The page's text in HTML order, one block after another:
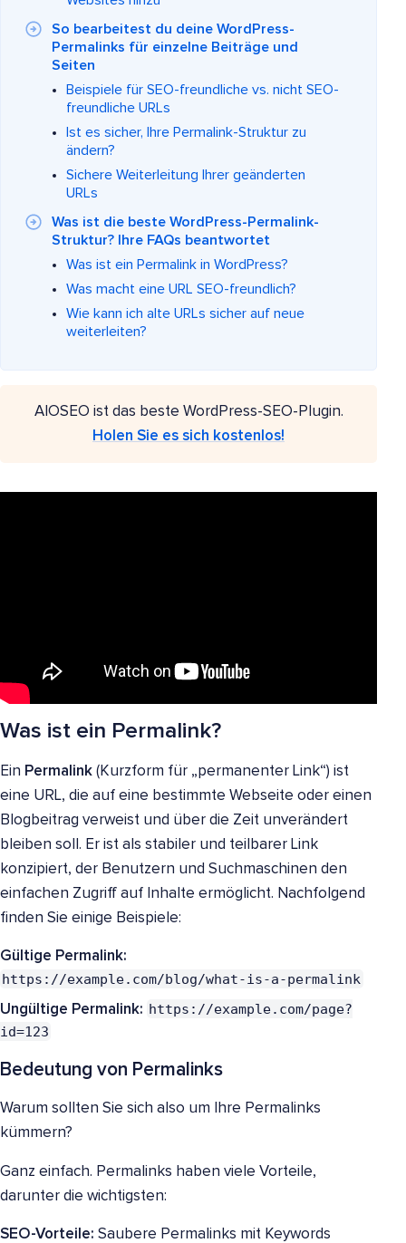
So bearbeitest du deine WordPress-
Permalinks für einzelne Beiträge und
Seiten
Beispiele für SEO-freundliche vs. nicht SEO-
freundliche URLs
Ist es sicher, Ihre Permalink-Struktur zu
ändern?
Sichere Weiterleitung Ihrer geänderten
URLs
Was ist die beste WordPress-Permalink-
Struktur? Ihre FAQs beantwortet
Was ist ein Permalink in WordPress?
Was macht eine URL SEO-freundlich?
Wie kann ich alte URLs sicher auf neue
weiterleiten?
AIOSEO ist das beste WordPress-SEO-Plugin.
Holen Sie es sich kostenlos!
Was ist ein Permalink?
Ein Permalink (Kurzform für „permanenter Link“) ist
eine URL, die auf eine bestimmte Webseite oder einen
Blogbeitrag verweist und über die Zeit unverändert
bleiben soll. Er ist als stabiler und teilbarer Link
konzipiert, der Benutzern und Suchmaschinen den
einfachen Zugriff auf Inhalte ermöglicht. Nachfolgend
finden Sie einige Beispiele:
Gültige Permalink:
https://example.com/blog/what-is-a-permalink
Ungültige Permalink: https://example.com/page?
id=123
Bedeutung von Permalinks
Warum sollten Sie sich also um Ihre Permalinks
kümmern?
Ganz einfach. Permalinks haben viele Vorteile,
darunter die wichtigsten:
SEO-Vorteile: Saubere Permalinks mit Keywords